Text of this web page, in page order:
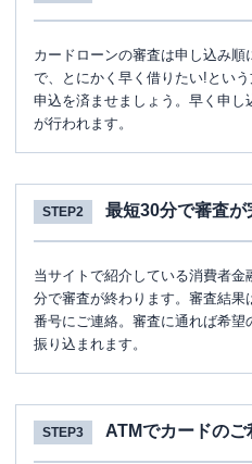
カードローンの審査は申し込み順
で、とにかく早く借りたい!とい
申込を済ませましょう。早く申し
が行われます。
STEP2 最短30分で審査が
当サイトで紹介している消費者金
分で審査が終わります。審査結果
番号にご連絡。審査に通れば希望
振り込まれます。
STEP3 ATMでカードのご